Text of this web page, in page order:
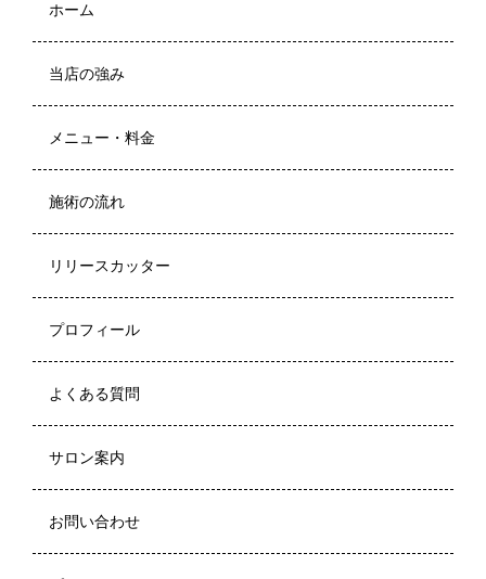
ホーム
当店の強み
メニュー・料金
施術の流れ
リリースカッター
プロフィール
よくある質問
サロン案内
お問い合わせ